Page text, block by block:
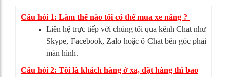
Câu hỏi 1: Làm thế nào tôi có thể mua xe nâng ?
Liên hệ trực tiếp với chúng tôi qua kênh Chat như
Skype, Facebook, Zalo hoặc ô Chat bên góc phải
màn hình.
Câu hỏi 2: Tôi là khách hàng ở xa, đặt hàng thì bao